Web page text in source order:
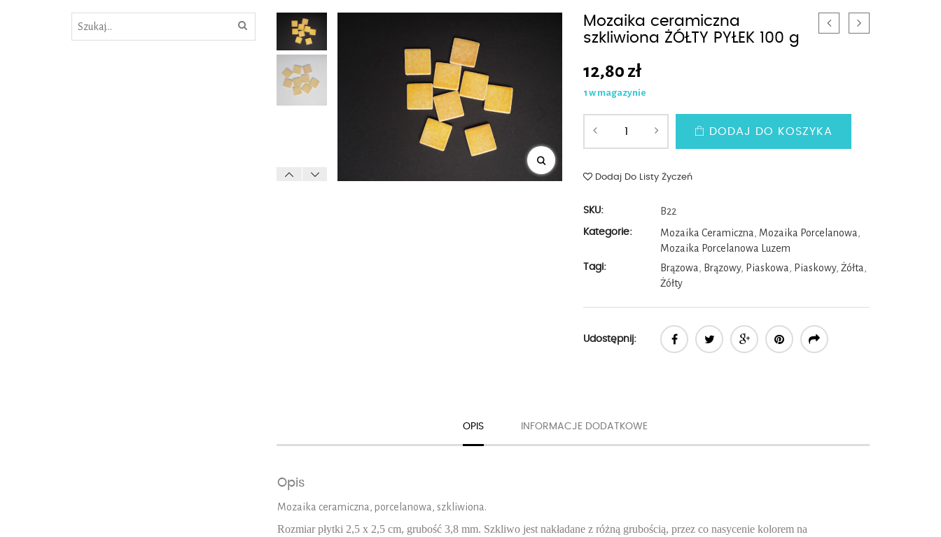
Mozaika ceramiczna
szkliwiona ŻÓŁTY PYŁEK 100 g
12,80 zł
1 w magazynie
DODAJ DO KOSZYKA
Dodaj Do Listy Życzeń
SKU: B22
Kategorie: Mozaika Ceramiczna , Mozaika Porcelanowa ,
Mozaika Porcelanowa Luzem
Tagi: Brązowa , Brązowy, Piaskowa , Piaskowy,Żółta ,
Żółty
Udostępnij:
OPIS INFORMACJE DODATKOWE
Opis
Mozaika ceramiczna, porcelanowa, szkliwiona.
Rozmiar płytki 2,5 x 2,5 cm, grubość 3,8 mm. Szkliwo jest nakładane z różną grubością, przez co nasycenie kolorem na